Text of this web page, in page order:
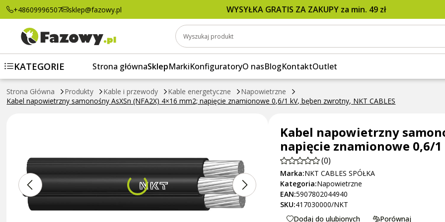
+48609996507 sklep@fazowy.pl WYSYŁKA GRATIS ZA ZAKUPY za min. 49 zł
Wyszukaj produkt
KATEGORIE Strona głównaSklepMarkiKonfiguratoryO nasBlogKontaktOutlet
Strona Główna Produkty Kable i przewody Kable energetyczne
Napowietrzne
Kabel napowietrzny samonośny AsXSn (NFA2X) 4×16 mm2; napięcie znamionowe 0,6/1 kV, bęben zwrotny, NKT CABLES
CABLES
Kabel napowietrzny
napięcie znamionowe 0,6/1
(0)
Marka:NKT CABLES SPÓŁKA
Kategoria:Napowietrzne
EAN:5907802044940
SKU:417030000/NKT
Dodaj do ulubionych
Porównaj